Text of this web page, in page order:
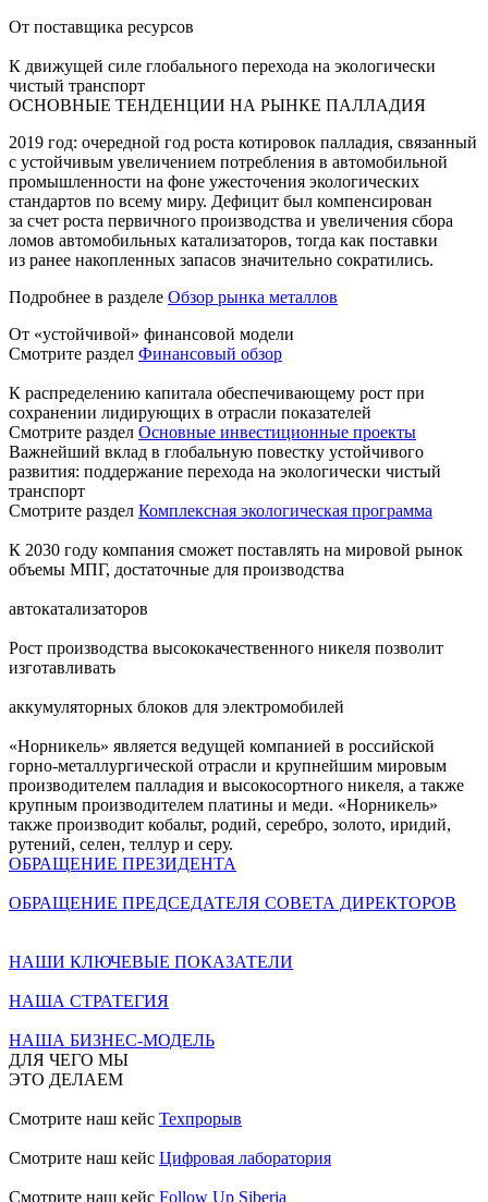
От поставщика ресурсов
К движущей силе глобального перехода на экологически
чистый транспорт
ОСНОВНЫЕ ТЕНДЕНЦИИ НА РЫНКЕ ПАЛЛАДИЯ
2019 год: очередной год роста котировок палладия, связанный
с устойчивым увеличением потребления в автомобильной
промышленности на фоне ужесточения экологических
стандартов по всему миру. Дефицит был компенсирован
за счет роста первичного производства и увеличения сбора
ломов автомобильных катализаторов, тогда как поставки
из ранее накопленных запасов значительно сократились.
Подробнее в разделе Обзор рынка металлов
От «устойчивой» финансовой модели
Смотрите раздел Финансовый обзор
К распределению капитала обеспечивающему рост при
сохранении лидирующих в отрасли показателей
Смотрите раздел Основные инвестиционные проекты
Важнейший вклад в глобальную повестку устойчивого
развития: поддержание перехода на экологически чистый
транспорт
Смотрите раздел Комплексная экологическая программа
К 2030 году компания сможет поставлять на мировой рынок
объемы МПГ, достаточные для производства
автокатализаторов
Рост производства высококачественного никеля позволит
изготавливать
аккумуляторных блоков для электромобилей
«Норникель» является ведущей компанией в российской
горно-металлургической отрасли и крупнейшим мировым
производителем палладия и высокосортного никеля, а также
крупным производителем платины и меди. «Норникель»
также производит кобальт, родий, серебро, золото, иридий,
рутений, селен, теллур и серу.
ОБРАЩЕНИЕ ПРЕЗИДЕНТА
ОБРАЩЕНИЕ ПРЕДСЕДАТЕЛЯ СОВЕТА ДИРЕКТОРОВ
НАШИ КЛЮЧЕВЫЕ ПОКАЗАТЕЛИ
НАША СТРАТЕГИЯ
НАША БИЗНЕС-МОДЕЛЬ
ДЛЯ ЧЕГО МЫ
ЭТО ДЕЛАЕМ
Смотрите наш кейс Техпрорыв
Смотрите наш кейс Цифровая лаборатория
Смотрите наш кейс Follow Up Siberia